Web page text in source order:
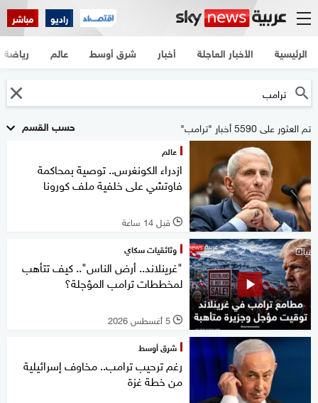
راديو مباشر
الرئيسية الأخبار العاجلة أخبار شرق أوسط عالم رياضة
حسب القسم تم العثور على 5590 أخبار "ترامب"
عالم
ازدراء الكونغرس.. توصية بمحاكمة
فاوتشي على خلفية ملف كورونا
l قبل 14 ساعة
وثائقيات سكاي
"غرينلاند.. أرض الناس".. كيف تتأهب
لمخططات ترامب المؤجلة؟
l 5 أغسطس 2026
شرق أوسط
رغم ترحيب ترامب.. مخاوف إسرائيلية
من خطة غزة